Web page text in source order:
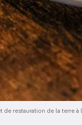
de restauration de la terre